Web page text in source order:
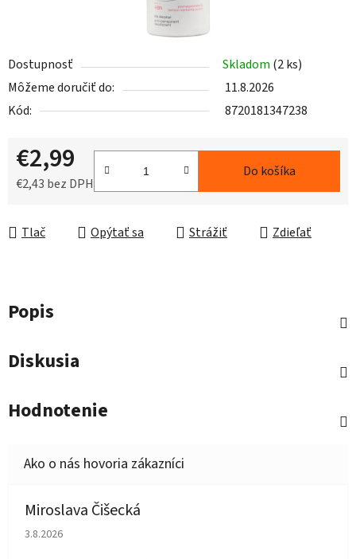
Dostupnosť Skladom (2 ks)
Môžeme doručiť do:
11.8.2026
Kód:
8720181347238
€2,99
€2,43 bez DPH
Do košíka
Tlač Opýtať sa Strážiť Zdieľať
Popis
Diskusia
Hodnotenie
Miroslava Čišecká
Hodnotenie obchodu je 1 z 5 hviezdičiek.
3.8.2026